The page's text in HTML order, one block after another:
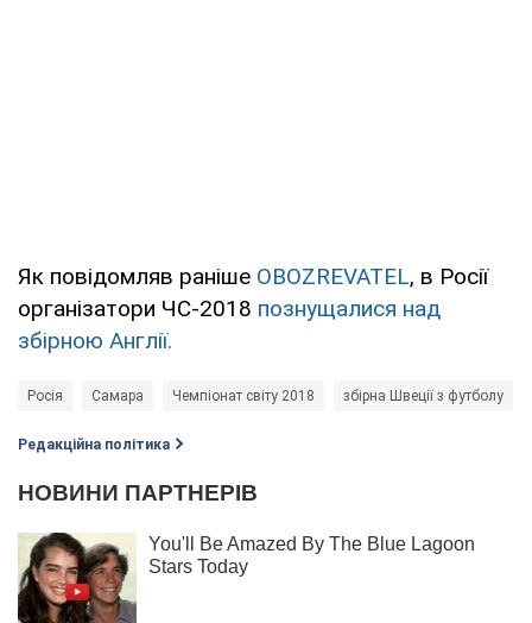
Як повідомляв раніше OBOZREVATEL, в Росії
організатори ЧС-2018 познущалися над
збірною Англії.
Росія Самара Чемпіонат світу 2018 збірна Швеції з футболу
Редакційна політика